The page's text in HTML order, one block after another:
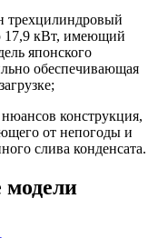
трехцилиндровый
17,9 кВт, имеющий
японского
обеспечивающая
конструкция,
от непогоды и
слива конденсата.
модели